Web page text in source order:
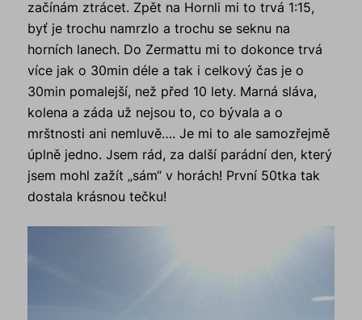
začínám ztrácet. Zpět na Hornli mi to trvá 1:15,
byť je trochu namrzlo a trochu se seknu na
horních lanech. Do Zermattu mi to dokonce trvá
více jak o 30min déle a tak i celkový čas je o
30min pomalejší, než před 10 lety. Marná sláva,
kolena a záda už nejsou to, co bývala a o
mrštnosti ani nemluvě…. Je mi to ale samozřejmě
úplně jedno. Jsem rád, za další parádní den, který
jsem mohl zažít „sám“ v horách! První 50tka tak
dostala krásnou tečku!